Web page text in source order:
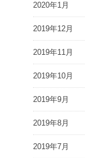
2020年1月
2019年12月
2019年11月
2019年10月
2019年9月
2019年8月
2019年7月